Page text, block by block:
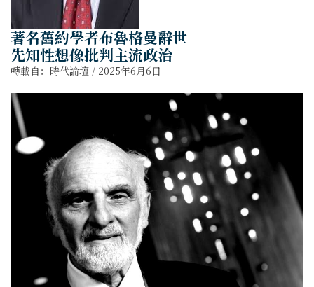
著名舊約學者布魯格曼辭世
先知性想像批判主流政治
轉載自： 時代論壇 / 2025年6月6日